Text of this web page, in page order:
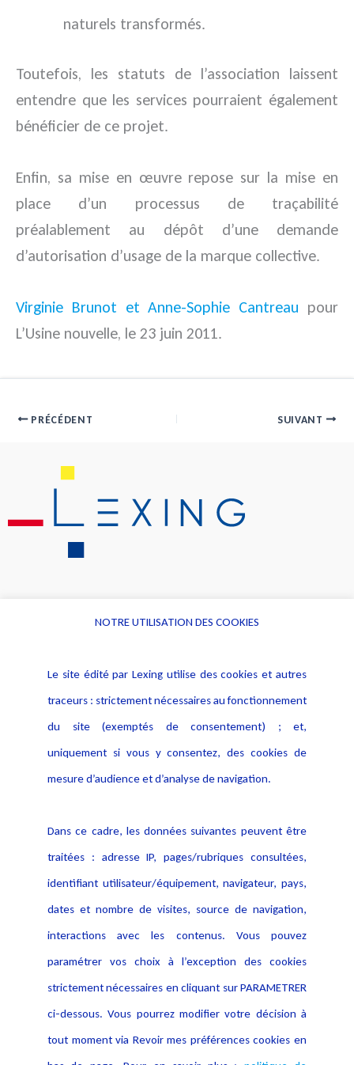
naturels transformés.
Toutefois, les statuts de l’association laissent
entendre que les services pourraient également
bénéficier de ce projet.
Enfin, sa mise en œuvre repose sur la mise en
place d’un processus de traçabilité
préalablement au dépôt d’une demande
d’autorisation d’usage de la marque collective.
Virginie Brunot et Anne-Sophie Cantreau pour
L’Usine nouvelle, le 23 juin 2011.
PRÉCÉDENT SUIVANT
Alerte professionnelle
Déclaration d'accessibilité
Notice Légale
Politique de protection des
données
Publications
NOTRE UTILISATION DES COOKIES
Le site édité par Lexing utilise des cookies et autres
traceurs : strictement nécessaires au fonctionnement
du site (exemptés de consentement) ; et,
uniquement si vous y consentez, des cookies de
mesure d’audience et d’analyse de navigation.
Dans ce cadre, les données suivantes peuvent être
traitées : adresse IP, pages/rubriques consultées,
identifiant utilisateur/équipement, navigateur, pays,
dates et nombre de visites, source de navigation,
interactions avec les contenus. Vous pouvez
paramétrer vos choix à l’exception des cookies
strictement nécessaires en cliquant sur PARAMETRER
ci-dessous. Vous pourrez modifier votre décision à
tout moment via Revoir mes préférences cookies en